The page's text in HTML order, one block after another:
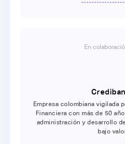
En
Empresa colombiana vigilada
Financiera con más de 50
administración y desarrollo
bajo